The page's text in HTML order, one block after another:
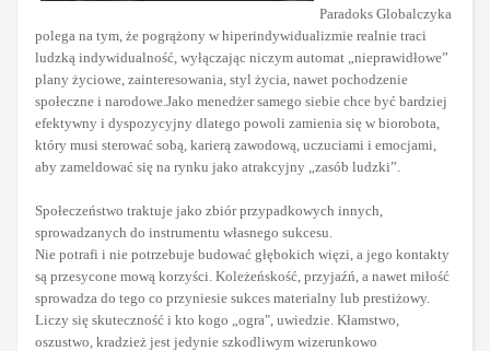
Paradoks Globalczyka
polega na tym, że pogrążony w hiperindywidualizmie realnie traci
ludzką indywidualność, wyłączając niczym automat „nieprawidłowe”
plany życiowe, zainteresowania, styl życia, nawet pochodzenie
społeczne i narodowe.Jako menedżer samego siebie chce być bardziej
efektywny i dyspozycyjny dlatego powoli zamienia się w biorobota,
który musi sterować sobą, karierą zawodową, uczuciami i emocjami,
aby zameldować się na rynku jako atrakcyjny „zasób ludzki”.
Społeczeństwo traktuje jako zbiór przypadkowych innych,
sprowadzanych do instrumentu własnego sukcesu.
Nie potrafi i nie potrzebuje budować głębokich więzi, a jego kontakty
są przesycone mową korzyści. Koleżeńskość, przyjaźń, a nawet miłość
sprowadza do tego co przyniesie sukces materialny lub prestiżowy.
Liczy się skuteczność i kto kogo „ogra", uwiedzie. Kłamstwo,
oszustwo, kradzież jest jedynie szkodliwym wizerunkowo